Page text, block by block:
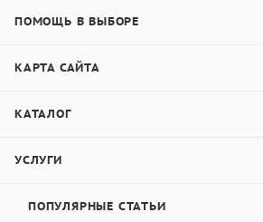
ПОМОЩЬ В ВЫБОРЕ
КАРТА САЙТА
КАТАЛОГ
УСЛУГИ
ПОПУЛЯРНЫЕ СТАТЬИ